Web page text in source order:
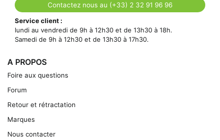
Contactez nous au (+33) 2 32 91 96 96
Service client :
lundi au vendredi de 9h à 12h30 et de 13h30 à 18h.
Samedi de 9h à 12h30 et de 13h30 à 17h30.
A PROPOS
Foire aux questions
Forum
Retour et rétractation
Marques
Nous contacter